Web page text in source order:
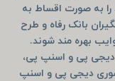
را به صورت اقساط به
بانک رفاه و طرح
بهره مند شوند.
دیجی پی و اسنپ پی،
دیجی پی و اسنپ